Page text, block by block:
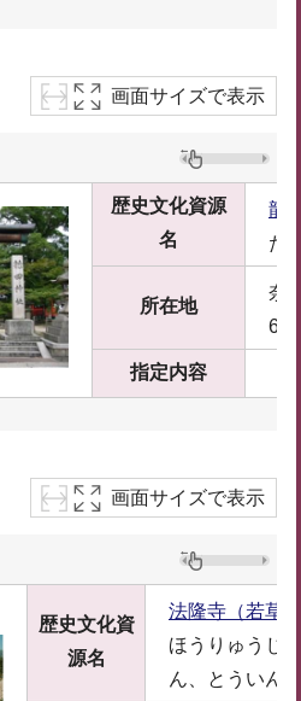
画面サイズで表示
歴史文化資源
名
龍
た
所在地
奈
6
指定内容
画面サイズで表示
歴史文化資
源名
法隆寺（若草
ほうりゅうじ
ん、とういん